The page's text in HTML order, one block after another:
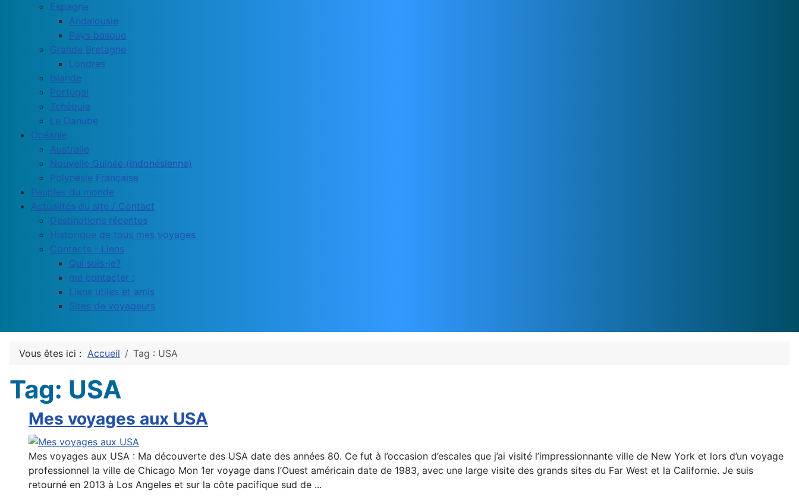
Espagne
Andalousie
Pays basque
Grande Bretagne
Londres
Islande
Portugal
Tchéquie
Le Danube
Océanie
Australie
Nouvelle Guinée (indonésienne)
Polynésie Française
Peuples du monde
Actualités du site / Contact
Destinations récentes
Historique de tous mes voyages
Contacts - Liens
Qui suis-je?
me contacter :
Liens utiles et amis
Sites de voyageurs
Vous êtes ici : Accueil Tag : USA
Tag: USA
Mes voyages aux USA
Mes voyages aux USA : Ma découverte des USA date des années 80. Ce fut à l’occasion d’escales que j’ai visité l’impressionnante ville de New York et lors d’un voyage
professionnel la ville de Chicago Mon 1er voyage dans l’Ouest américain date de 1983, avec une large visite des grands sites du Far West et la Californie. Je suis
retourné en 2013 à Los Angeles et sur la côte pacifique sud de ...